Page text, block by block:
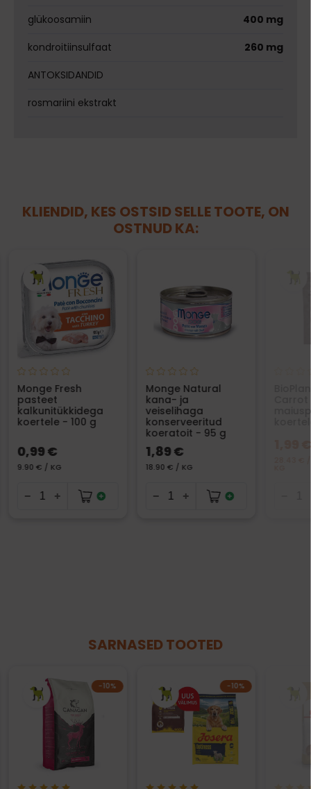
glükoosamiin
400 mg
kondroitiinsulfaat
260 mg
ANTOKSIDANDID
rosmariini ekstrakt
KLIENDID, KES OSTSID SELLE TOOTE, ON
OSTNUD KA:
Monge Fresh
pasteet
kalkunitükkidega
koertele - 100 g
0,99 €
9.90 € / KG
Monge Natural
kana- ja
veiselihaga
konserveeritud
koeratoit - 95 g
1,89 €
18.90 € / KG
1,99 €
SARNASED TOOTED
−10% −10%